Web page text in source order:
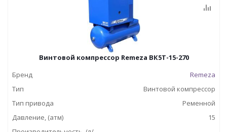
Винтовой компрессор Remeza ВК5Т-15-270
Бренд
Remeza
Тип
Винтовой компрессор
Тип привода
Ременной
Давление, (атм)
15